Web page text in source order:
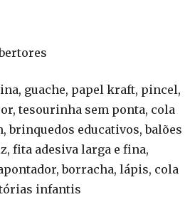
guache, papel kraft, pincel,
tesourinha sem ponta, cola
brinquedos educativos, balões
fita adesiva larga e fina,
borracha, lápis, cola
infantis